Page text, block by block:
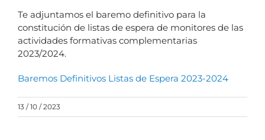
Te adjuntamos el baremo definitivo para la
constitución de listas de espera de monitores de las
actividades formativas complementarias
2023/2024.
Baremos Definitivos Listas de Espera 2023-2024
13 / 10 / 2023